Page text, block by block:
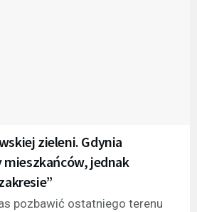
zieleni. Gdynia
mieszkańców, jednak
pozbawić ostatniego terenu